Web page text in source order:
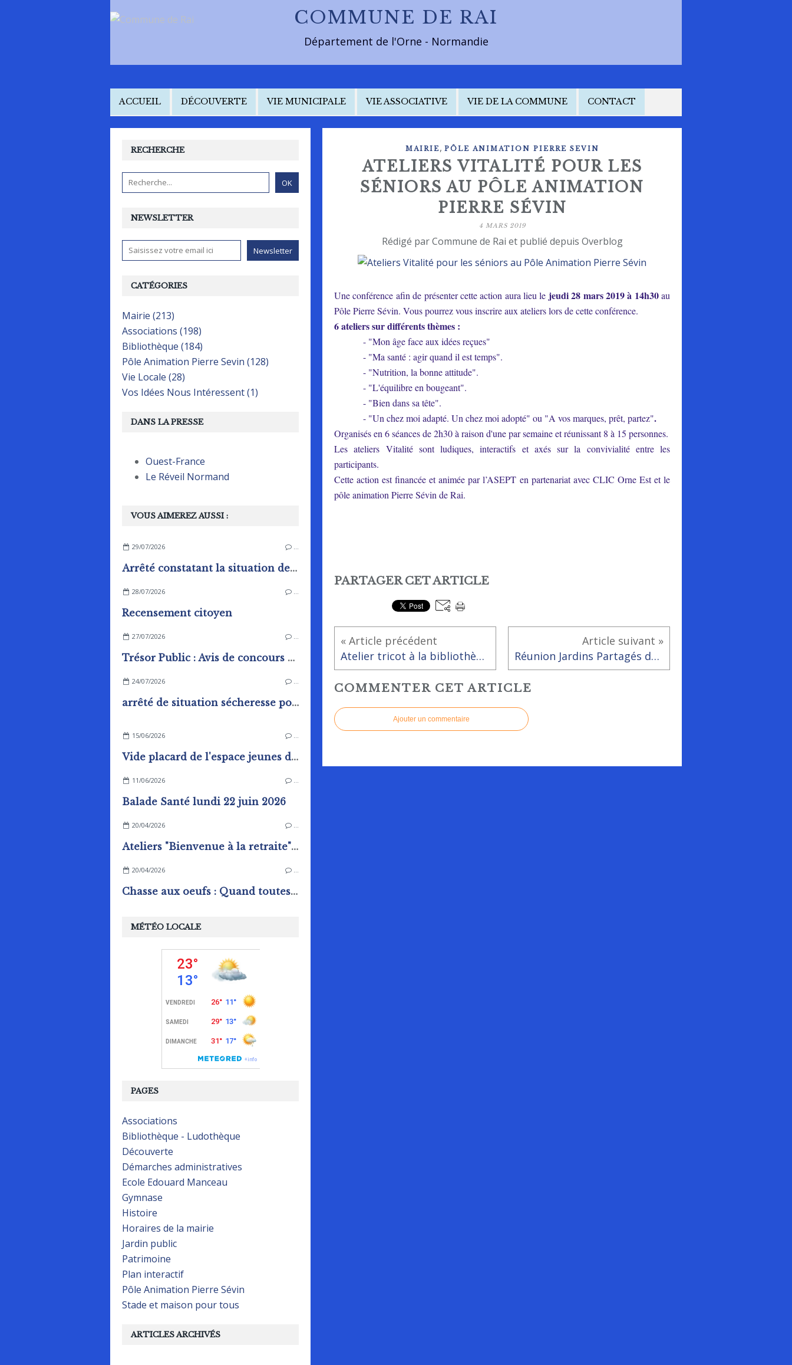
COMMUNE DE RAI
Département de l'Orne - Normandie
ACCUEIL DÉCOUVERTE VIE MUNICIPALE VIE ASSOCIATIVE VIE DE LA COMMUNE CONTACT
MAIRIE, PÔLE ANIMATION PIERRE SEVIN
ATELIERS VITALITÉ POUR LES
SÉNIORS AU PÔLE ANIMATION
PIERRE SÉVIN
4 MARS 2019
Rédigé par Commune de Rai et publié depuis Overblog
Une conférence afin de présenter cette action aura lieu le jeudi 28 mars 2019 à 14h30au
Pôle Pierre Sévin. Vous pourrez vous inscrire aux ateliers lors de cette conférence.
6 ateliers sur différents thèmes :
- "Mon âge face aux idées reçues"
- "Ma santé : agir quand il est temps".
- "Nutrition, la bonne attitude".
- "L'équilibre en bougeant".
- "Bien dans sa tête".
- "Un chez moi adapté. Un chez moi adopté" ou "A vos marques, prêt, partez".
Organisés en 6 séances de 2h30 à raison d'une par semaine et réunissant 8 à 15 personnes.
Les ateliers Vitalité sont ludiques, interactifs et axés sur la convivialité entre les
participants.
Cette action est financée et animée par l’ASEPT en partenariat avec CLIC Orne Est et le
pôle animation Pierre Sévin de Rai.
PARTAGER CET ARTICLE
« Article précédent
Atelier tricot à la bibliothèque de Rai : venez nous rejoindre !
Article suivant »
Réunion Jardins Partagés de Rai
COMMENTER CET ARTICLE
Ajouter un commentaire
NEWSLETTER
RECHERCHE
VOUS AIMEREZ AUSSI :
29/07/2026 …
Arrêté constatant la situation de sécheresse dans les zones d'alerte du département de L'Orne
28/07/2026 …
Recensement citoyen
27/07/2026 …
Trésor Public : Avis de concours et de vacance d'emplois
24/07/2026 …
arrêté de situation sécheresse pour le département de l'Orne.
15/06/2026 …
Vide placard de l'espace jeunes de Rai
11/06/2026 …
Balade Santé lundi 22 juin 2026
20/04/2026 …
Ateliers "Bienvenue à la retraite" au Pôle Animation Pierre Sévin
20/04/2026 …
Chasse aux oeufs : Quand toutes les générations s'amusent !
PAGES
Associations
Bibliothèque - Ludothèque
Découverte
Démarches administratives
Ecole Edouard Manceau
Gymnase
Histoire
Horaires de la mairie
Jardin public
Patrimoine
Plan interactif
Pôle Animation Pierre Sévin
Stade et maison pour tous
CATÉGORIES
Mairie (213)
Associations (198)
Bibliothèque (184)
Pôle Animation Pierre Sevin (128)
Vie Locale (28)
Vos Idées Nous Intéressent (1)
MÉTÉO LOCALE
DANS LA PRESSE
Ouest-France
Le Réveil Normand
ARTICLES ARCHIVÉS